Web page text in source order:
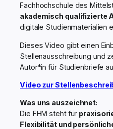
Fachhochschule des
akademisch qualifizierte
digitale Studienmaterialien
Dieses Video gibt einen
Stellenausschreibung und
Autor*in für Studienbriefe
Video zur
Was uns auszeichnet:
Die FHM steht für
Flexibilität und